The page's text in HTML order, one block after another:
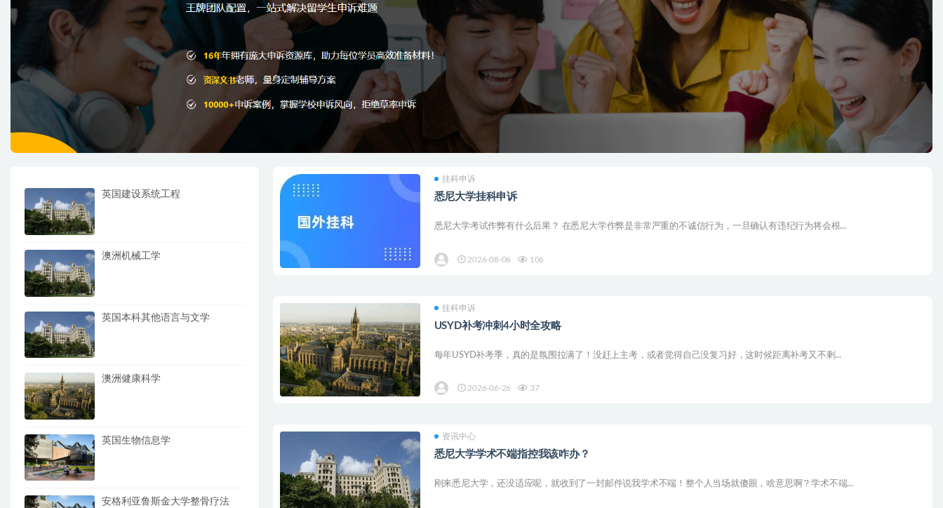
挂科申诉
悉尼大学挂科申诉
悉尼大学考试作弊有什么后果？ 在悉尼大学作弊是非常严重的不诚信行为，一旦确认有违纪行为将会根...
2026-08-06 106
挂科申诉
USYD补考冲刺4小时全攻略
每年USYD补考季，真的是氛围拉满了！没赶上主考，或者觉得自己没复习好，这时候距离补考又不剩...
2026-06-26 37
资讯中心
悉尼大学学术不端指控我该咋办？
刚来悉尼大学，还没适应呢，就收到了一封邮件说我学术不端！整个人当场就傻眼，啥意思啊？学术不端...
英国建设系统工程
澳洲机械工学
英国本科其他语言与文学
澳洲健康科学
英国生物信息学
安格利亚鲁斯金大学整骨疗法